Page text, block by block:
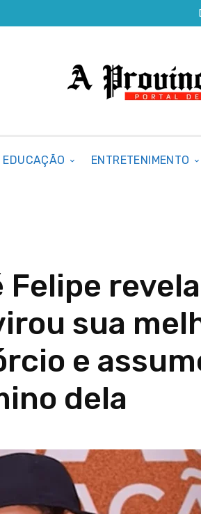
EDUCAÇÃO ENTRETENIMENTO
Felipe
sua
e
dela